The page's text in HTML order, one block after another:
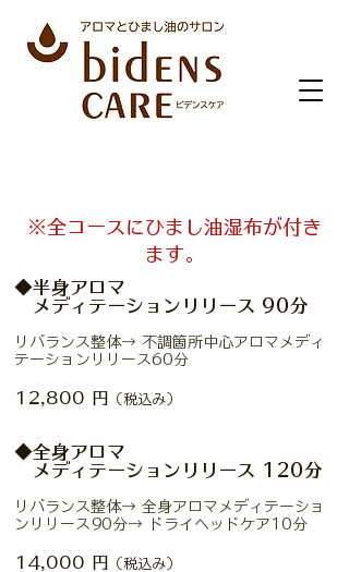
※​全コースにひまし油湿布が付き
ます。
◆半身アロマ
メディテーションリリース 90分
リバランス整体→ 不調箇所中心アロマメディ
テーションリリース60分
12,800 円 （税込み）
◆全身アロマ
メディテーションリリース 120分
リバランス整体→ 全身アロマメディテーショ
ンリリース90分→ ドライヘッドケア10分
14,000 円 （税込み）